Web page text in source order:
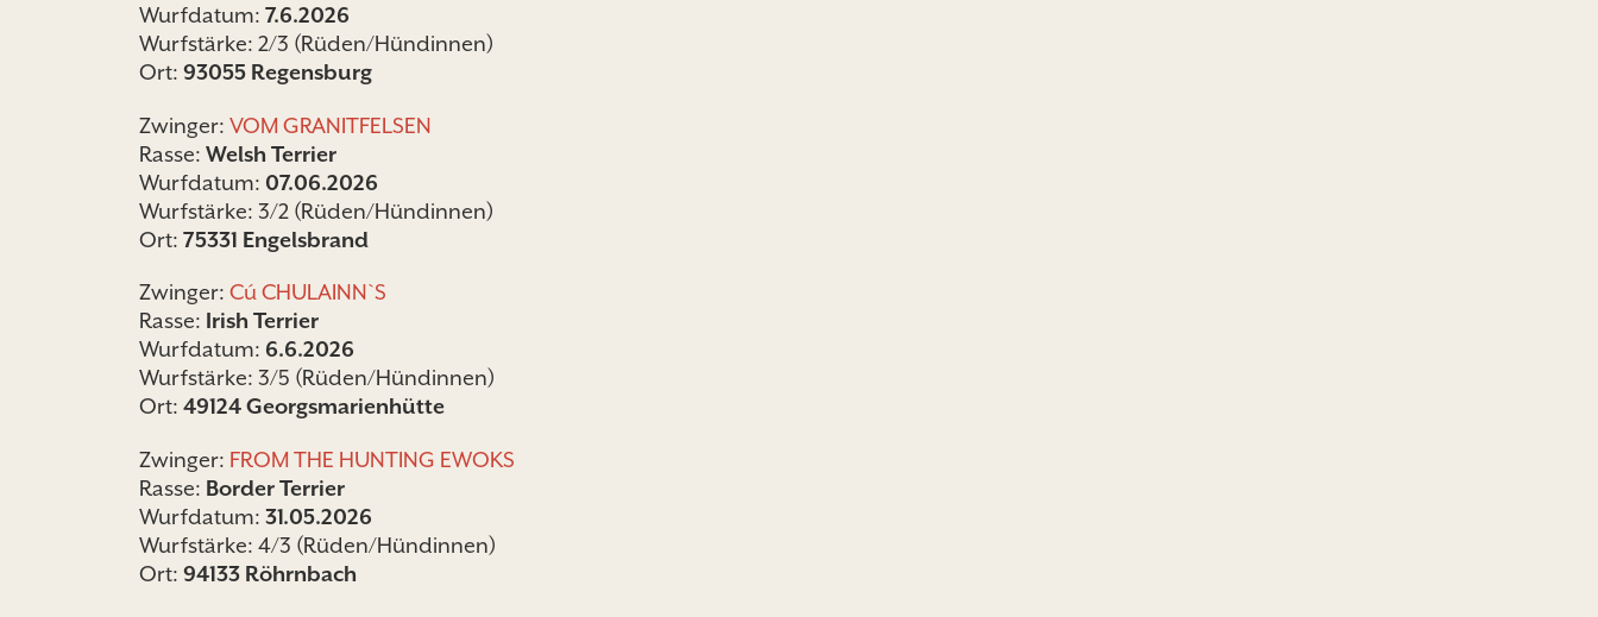
Wurfdatum: 7.6.2026
Wurfstärke: 2/3 (Rüden/Hündinnen)
Ort: 93055 Regensburg
Zwinger: VOM GRANITFELSEN
Rasse: Welsh Terrier
Wurfdatum: 07.06.2026
Wurfstärke: 3/2 (Rüden/Hündinnen)
Ort: 75331 Engelsbrand
Zwinger: Cú CHULAINN`S
Rasse: Irish Terrier
Wurfdatum: 6.6.2026
Wurfstärke: 3/5 (Rüden/Hündinnen)
Ort: 49124 Georgsmarienhütte
Zwinger: FROM THE HUNTING EWOKS
Rasse: Border Terrier
Wurfdatum: 31.05.2026
Wurfstärke: 4/3 (Rüden/Hündinnen)
Ort: 94133 Röhrnbach